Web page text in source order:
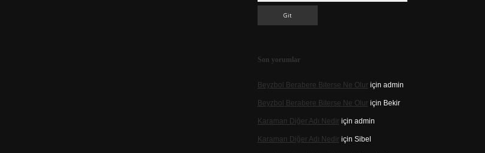
Son yorumlar
Beyzbol Berabere Biterse Ne Oluriçin admin
Beyzbol Berabere Biterse Ne Oluriçin Bekir
Karaman Diğer Adı Nediriçin admin
Karaman Diğer Adı Nediriçin Sibel